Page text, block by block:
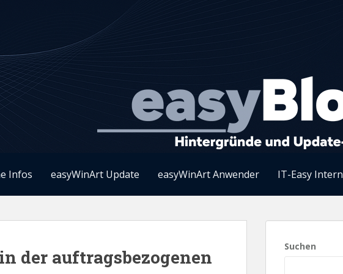
Infos easyWinArt Update easyWinArt Anwender IT-Easy Intern
der auftragsbezogenen
Suchen